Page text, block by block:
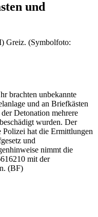
und
Greiz. (Symbolfoto:
brachten unbekannte
und an Briefkästen
Detonation mehrere
wurden. Der
Polizei hat die Ermittlungen
und
nimmt die
mit der
(BF)